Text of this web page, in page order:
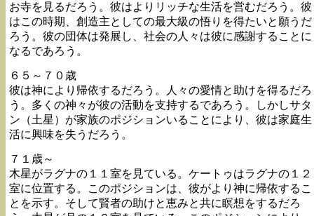
お寺を見るだろう。彼はよりリッチな生活を営むだろう。彼
はこの時期、創造主としての最大級の悟りを得たいと願うだ
ろう。彼の団体は発展し、社会の人々は彼に感謝することに
なるであろう。
６５～７０歳
彼は神により帰依するだろう。人々の愛情と助けを得るだろ
う。多くの神々が彼の活動を支持するであろう。しかしサタ
ン（土星）が家族のポジションいることにより、彼は家庭生
活に興味を失うだろう。
７１歳～
木星がラグナの１１室を見ている。ケートゥはラグナの１２
室に位置する。このポジションは、彼がより神に帰依するこ
とを示す。そして賢者の助けと恵みと共に瞑想をするだろ